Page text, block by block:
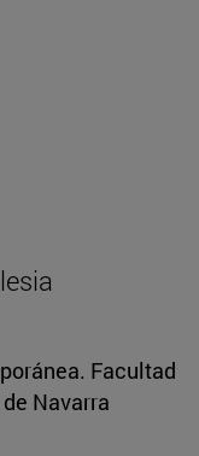
Facultad
Navarra